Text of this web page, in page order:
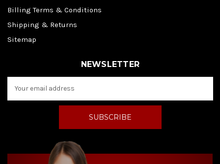
Billing Terms & Conditions
Shipping & Returns
Sitemap
NEWSLETTER
a
d